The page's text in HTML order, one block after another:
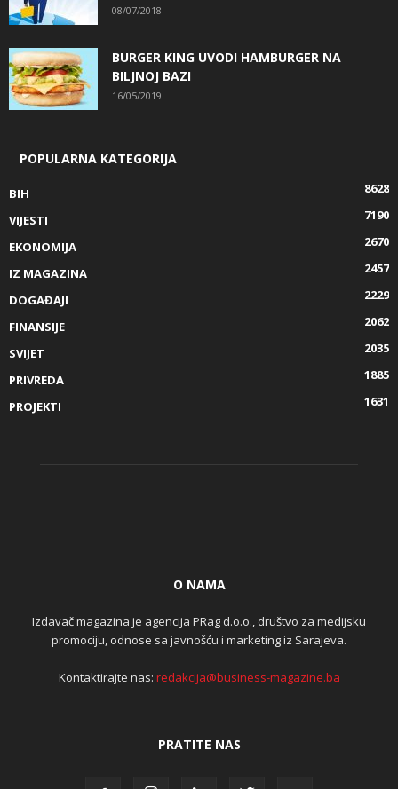
08/07/2018
BURGER KING UVODI HAMBURGER NA
BILJNOJ BAZI
16/05/2019
POPULARNA KATEGORIJA
BIH
8628
VIJESTI
7190
EKONOMIJA
2670
IZ MAGAZINA
2457
DOGAĐAJI
2229
FINANSIJE
2062
SVIJET
2035
PRIVREDA
1885
PROJEKTI
1631
O NAMA
Izdavač magazina je agencija PRag d.o.o., društvo za medijsku
promociju, odnose sa javnošću i marketing iz Sarajeva.
Kontaktirajte nas: redakcija@business-magazine.ba
PRATITE NAS